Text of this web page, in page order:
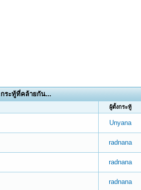
กระทู้ที่คล้ายกัน...
ผู้ตั้งกระทู้
Unyana
radnana
radnana
radnana